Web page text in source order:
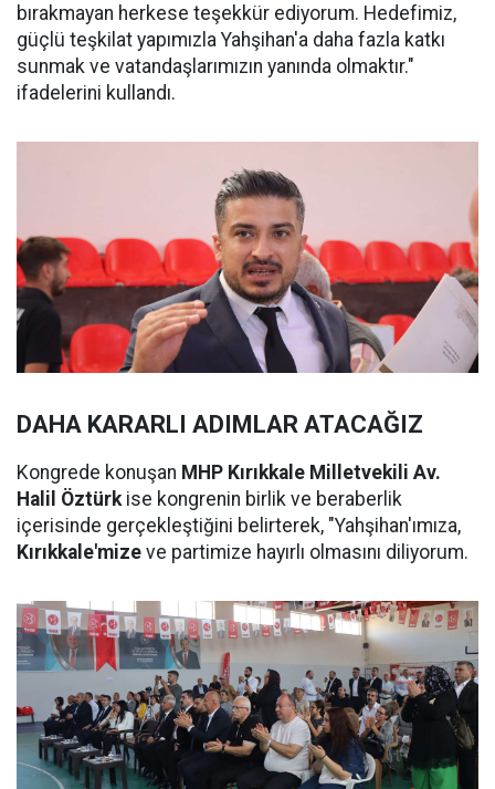
bırakmayan herkese teşekkür ediyorum. Hedefimiz,
güçlü teşkilat yapımızla Yahşihan'a daha fazla katkı
sunmak ve vatandaşlarımızın yanında olmaktır."
ifadelerini kullandı.
DAHA KARARLI ADIMLAR ATACAĞIZ
Kongrede konuşan MHP Kırıkkale Milletvekili Av.
Halil Öztürkise kongrenin birlik ve beraberlik
içerisinde gerçekleştiğini belirterek, "Yahşihan'ımıza,
Kırıkkale'mize ve partimize hayırlı olmasını diliyorum.